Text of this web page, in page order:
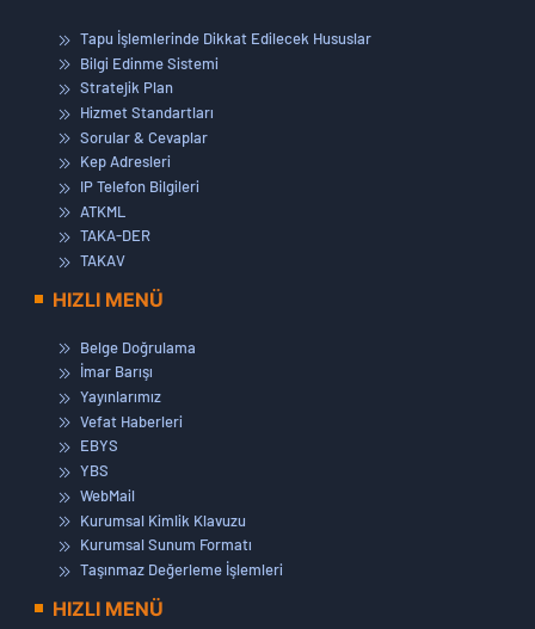
Tapu İşlemlerinde Dikkat Edilecek Hususlar
Bilgi Edinme Sistemi
Stratejik Plan
Hizmet Standartları
Sorular & Cevaplar
Kep Adresleri
IP Telefon Bilgileri
ATKML
TAKA-DER
TAKAV
HIZLI MENÜ
Belge Doğrulama
İmar Barışı
Yayınlarımız
Vefat Haberleri
EBYS
YBS
WebMail
Kurumsal Kimlik Klavuzu
Kurumsal Sunum Formatı
Taşınmaz Değerleme İşlemleri
HIZLI MENÜ